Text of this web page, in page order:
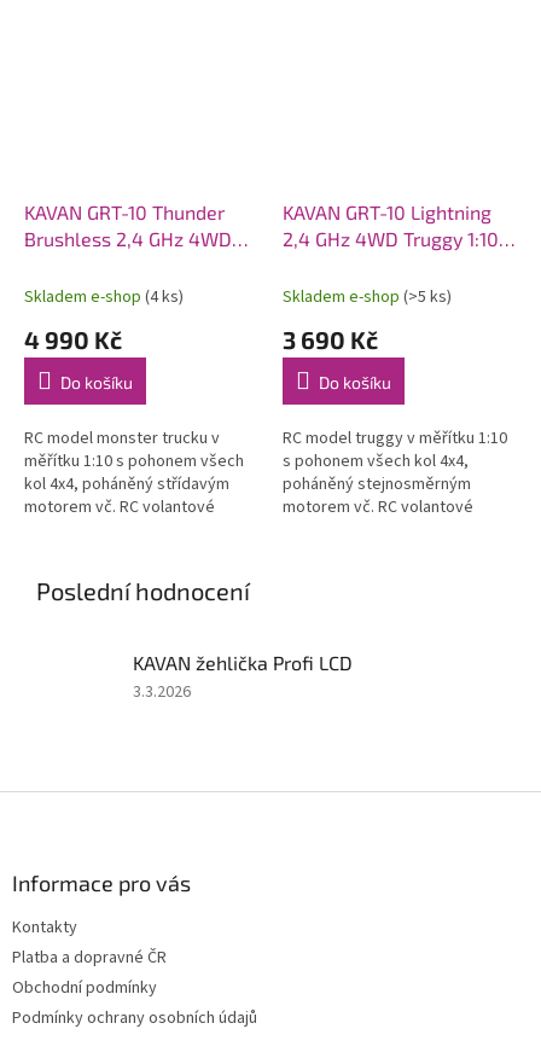
KAVAN GRT-10 Thunder
Brushless 2,4 GHz 4WD
Červený
Skladem e-shop (4 ks)
4 990 Kč
Do košíku
RC model monster trucku v
měřítku 1:10 s pohonem všech
kol 4x4, poháněný střídavým
motorem vč. RC volantové
KAVAN GRT-10 Lightning
2,4 GHz 4WD Truggy 1:10 -
Skladem e-shop (>5 ks)
3 690 Kč
Do košíku
RC model truggy v měřítku 1:10
s pohonem všech kol 4x4,
poháněný stejnosměrným
motorem vč. RC volantové
Poslední hodnocení
KAVAN žehlička Profi LCD
Hodnocení
3.3.2026
Informace pro vás
Kontakty
Platba a dopravné ČR
Obchodní podmínky
Podmínky ochrany osobních údajů